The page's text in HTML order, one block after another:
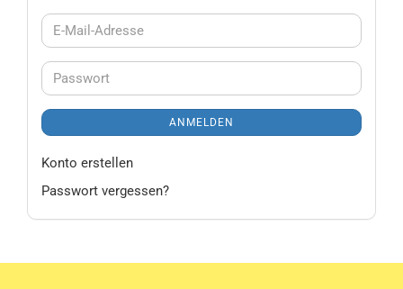
E-
Mail-
Passwort
ANMELDEN
Konto erstellen
Passwort vergessen?